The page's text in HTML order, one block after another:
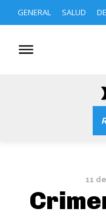
GENERAL SALUD
11